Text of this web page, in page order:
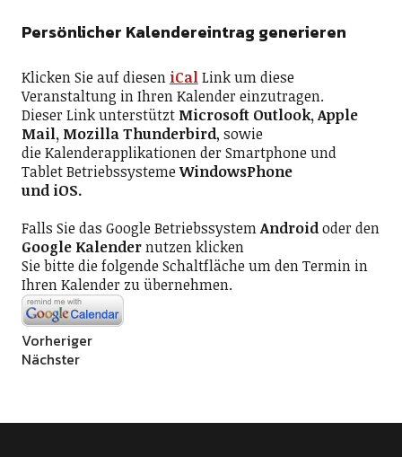
Persönlicher Kalendereintrag generieren
Klicken Sie auf diesen iCalLink um diese
Veranstaltung in Ihren Kalender einzutragen.
Dieser Link unterstützt Microsoft Outlook, Apple
Mail, Mozilla Thunderbird, sowie
die Kalenderapplikationen der Smartphone und
Tablet BetriebssystemeWindowsPhone
und iOS.
Falls Sie das Google BetriebssystemAndroidoder den
Google Kalendernutzen klicken
Sie bitte die folgende Schaltfläche um den Termin in
Ihren Kalender zu übernehmen.
Vorheriger
Nächster